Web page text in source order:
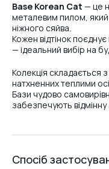
Base Korean Cat — це
металевим пилом,
ніжного сяйва.
Кожен відтінок поєднує
— ідеальний вибір на
Колекція складається з
натхненних теплими
Бази чудово
забезпечують відмінну
Спосіб